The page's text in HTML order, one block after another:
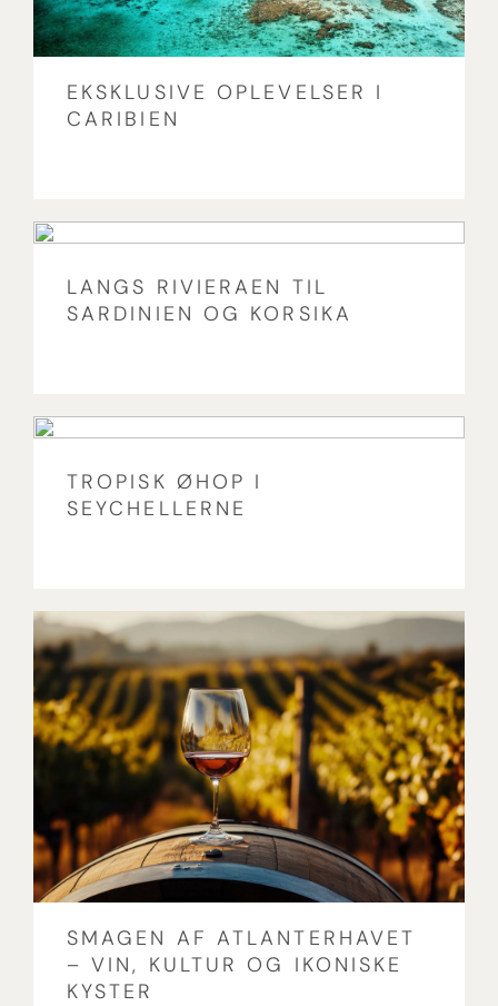
EKSKLUSIVE OPLEVELSER I
CARIBIEN
LANGS RIVIERAEN TIL
SARDINIEN OG KORSIKA
TROPISK ØHOP I
SEYCHELLERNE
SMAGEN AF ATLANTERHAVET
– VIN, KULTUR OG IKONISKE
KYSTER